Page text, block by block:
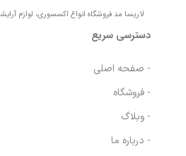
لاریسا مد فروشگاه انواع اکسسوری، لوازم
دسترسی سریع
- صفحه اصلی
- فروشگاه
- وبلاگ
- درباره ما